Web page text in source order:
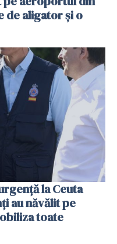
de aligator și o
la Ceuta
au năvălit pe
toate